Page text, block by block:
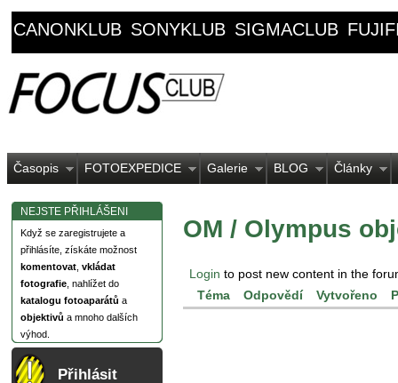
CANONKLUB SONYKLUB SIGMACLUB
Časopis FOTOEXPEDICE Galerie BLOG Články
NEJSTE PŘIHLÁŠENI
Když se zaregistrujete a
přihlásíte, získáte možnost
komentovat vkládat
fotografie , nahlížet do
katalogu fotoaparátů a
objektivů a mnoho dalších
výhod.
Přihlásit
OM / Olympus
Login to post new content in the
Téma
Odpovědí Vytvořeno